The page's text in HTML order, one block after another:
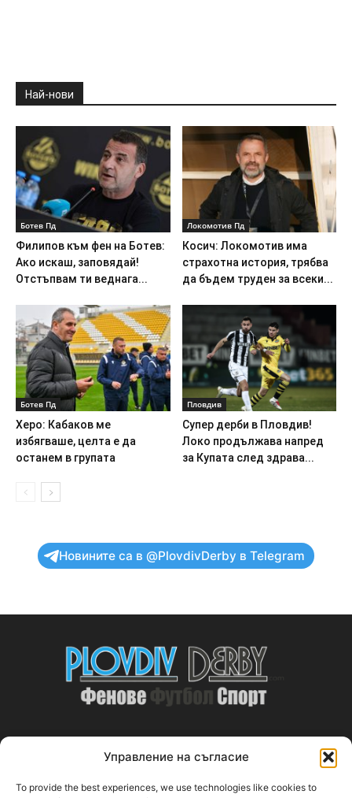
Управление на съгласие
To provide the best experiences, we use technologies like cookies to
Най-нови
Ботев Пд
Филипов към фен на Ботев:
Ако искаш, заповядай!
Отстъпвам ти веднага...
Локомотив Пд
Косич: Локомотив има
страхотна история, трябва
да бъдем труден за всеки...
Ботев Пд
Херо: Кабаков ме
избягваше, целта е да
останем в групата
Пловдив
Супер дерби в Пловдив!
Локо продължава напред
за Купата след здрава...
Новините са в @PlovdivDerby в Telegram
ABOUT US